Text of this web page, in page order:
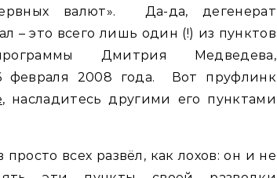
валют». Да-да, дегенерат
– это всего лишь один (!) из пунктов
Дмитрия Медведева,
февраля 2008 года. Вот пруфлинк
, насладитесь другими его пунктами
всех развёл, как лохов: он и не